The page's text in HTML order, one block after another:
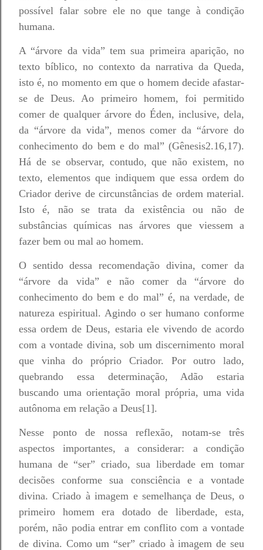
possível falar sobre ele no que tange à condição
humana.
A “árvore da vida” tem sua primeira aparição, no
texto bíblico, no contexto da narrativa da Queda,
isto é, no momento em que o homem decide afastar-
se de Deus. Ao primeiro homem, foi permitido
comer de qualquer árvore do Éden, inclusive, dela,
da “árvore da vida”, menos comer da “árvore do
conhecimento do bem e do mal” (Gênesis2.16,17).
Há de se observar, contudo, que não existem, no
texto, elementos que indiquem que essa ordem do
Criador derive de circunstâncias de ordem material.
Isto é, não se trata da existência ou não de
substâncias químicas nas árvores que viessem a
fazer bem ou mal ao homem.
O sentido dessa recomendação divina, comer da
“árvore da vida” e não comer da “árvore do
conhecimento do bem e do mal” é, na verdade, de
natureza espiritual. Agindo o ser humano conforme
essa ordem de Deus, estaria ele vivendo de acordo
com a vontade divina, sob um discernimento moral
que vinha do próprio Criador. Por outro lado,
quebrando essa determinação, Adão estaria
buscando uma orientação moral própria, uma vida
autônoma em relação a Deus[1].
Nesse ponto de nossa reflexão, notam-se três
aspectos importantes, a considerar: a condição
humana de “ser” criado, sua liberdade em tomar
decisões conforme sua consciência e a vontade
divina. Criado à imagem e semelhança de Deus, o
primeiro homem era dotado de liberdade, esta,
porém, não podia entrar em conflito com a vontade
de divina. Como um “ser” criado à imagem de seu